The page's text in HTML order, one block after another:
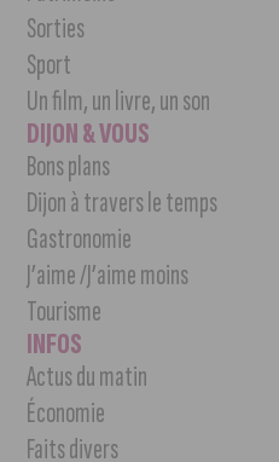
Sorties
Sport
Un film, un livre, un son
DIJON & VOUS
Bons plans
Dijon à travers le temps
Gastronomie
J’aime /J’aime moins
Tourisme
INFOS
Actus du matin
Économie
Faits divers